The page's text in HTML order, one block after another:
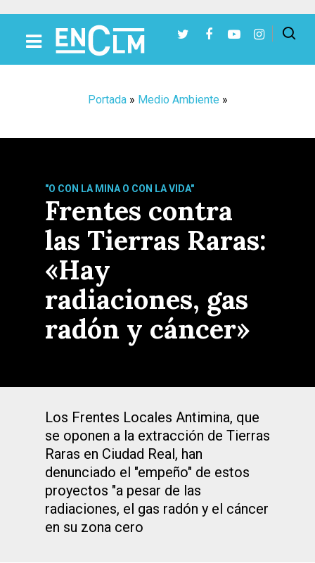
Portada» Medio Ambiente »
"O CON LA MINA O CON LA VIDA"
Frentes contra
las Tierras Raras:
«Hay
radiaciones, gas
radón y cáncer»
Los Frentes Locales Antimina, que
se oponen a la extracción de Tierras
Raras en Ciudad Real, han
denunciado el "empeño" de estos
proyectos "a pesar de las
radiaciones, el gas radón y el cáncer
en su zona cero